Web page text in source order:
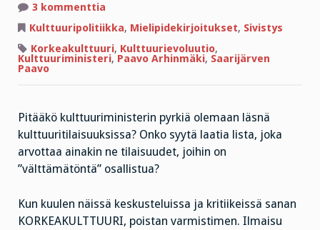
3 kommenttia
juttu
kahdesta
Paavosta
Kulttuuripolitiikka, Mielipidekirjoitukset, Sivistys
Korkeakulttuuri, Kulttuurievoluutio,
Kulttuuriministeri, Paavo Arhinmäki, Saarijärven
Paavo
Pitääkö kulttuuriministerin pyrkiä olemaan läsnä
kulttuuritilaisuuksissa? Onko syytä laatia lista, joka
arvottaa ainakin ne tilaisuudet, joihin on
”välttämätöntä” osallistua?
Kun kuulen näissä keskusteluissa ja kritiikeissä sanan
KORKEAKULTTUURI, poistan varmistimen. Ilmaisu